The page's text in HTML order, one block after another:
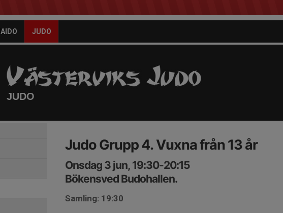
IAIDO JUDO
JUDO
Judo Grupp 4. Vuxna från 13 år
Onsdag 3 jun, 19:30-20:15
Bökensved Budohallen.
Samling: 19:30